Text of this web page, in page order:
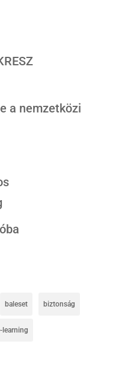
a nemzetközi
baleset biztonság
learning